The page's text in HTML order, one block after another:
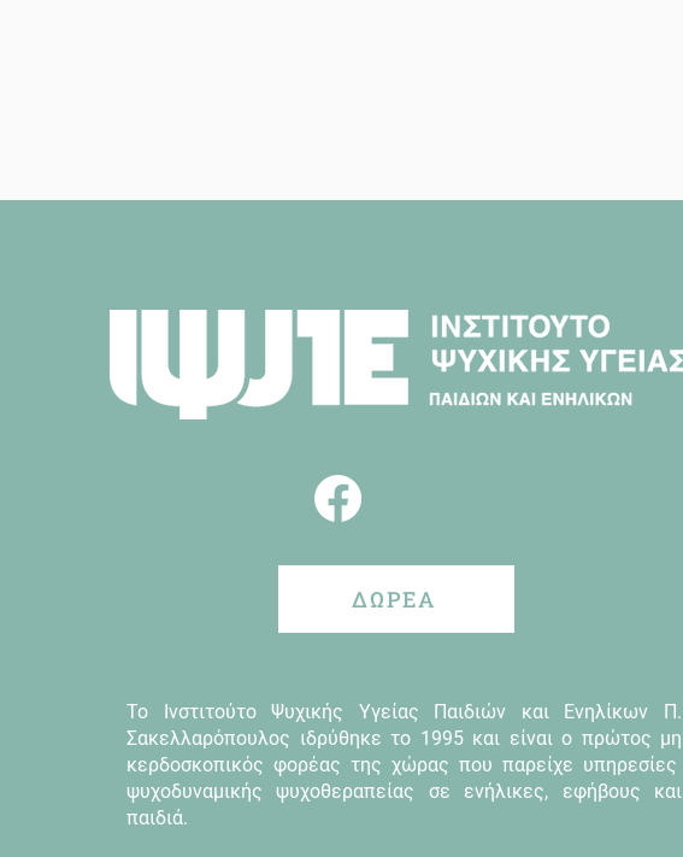
ΔΩΡΕΑ
Το Ινστιτούτο Ψυχικής Υγείας Παιδιών και Ενηλίκων Π.
Σακελλαρόπουλος ιδρύθηκε το 1995 και είναι ο πρώτος μη
κερδοσκοπικός φορέας της χώρας που παρείχε υπηρεσίες
ψυχοδυναμικής ψυχοθεραπείας σε ενήλικες, εφήβους και
παιδιά.